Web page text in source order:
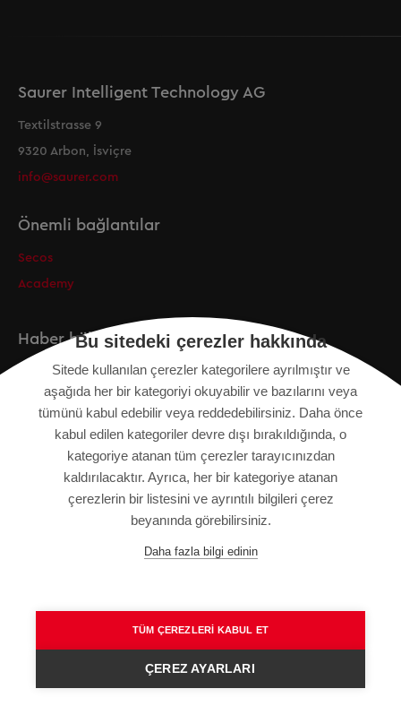
Saurer Intelligent Technology AG
Textilstrasse 9
9320 Arbon, İsviçre
info@saurer.com
Önemli bağlantılar
Secos
Academy
Haber bülteni
SITE HARITASI
VERI KORUMA BILDIRIMI
KULLANIM ŞARTLARI
Bu sitedeki çerezler hakkında
Sitede kullanılan çerezler kategorilere ayrılmıştır ve
aşağıda her bir kategoriyi okuyabilir ve bazılarını veya
tümünü kabul edebilir veya reddedebilirsiniz. Daha önce
kabul edilen kategoriler devre dışı bırakıldığında, o
kategoriye atanan tüm çerezler tarayıcınızdan
kaldırılacaktır. Ayrıca, her bir kategoriye atanan
çerezlerin bir listesini ve ayrıntılı bilgileri çerez
beyanında görebilirsiniz.
Daha fazla bilgi edinin
TÜM ÇEREZLERI KABUL ET
ÇEREZ AYARLARI